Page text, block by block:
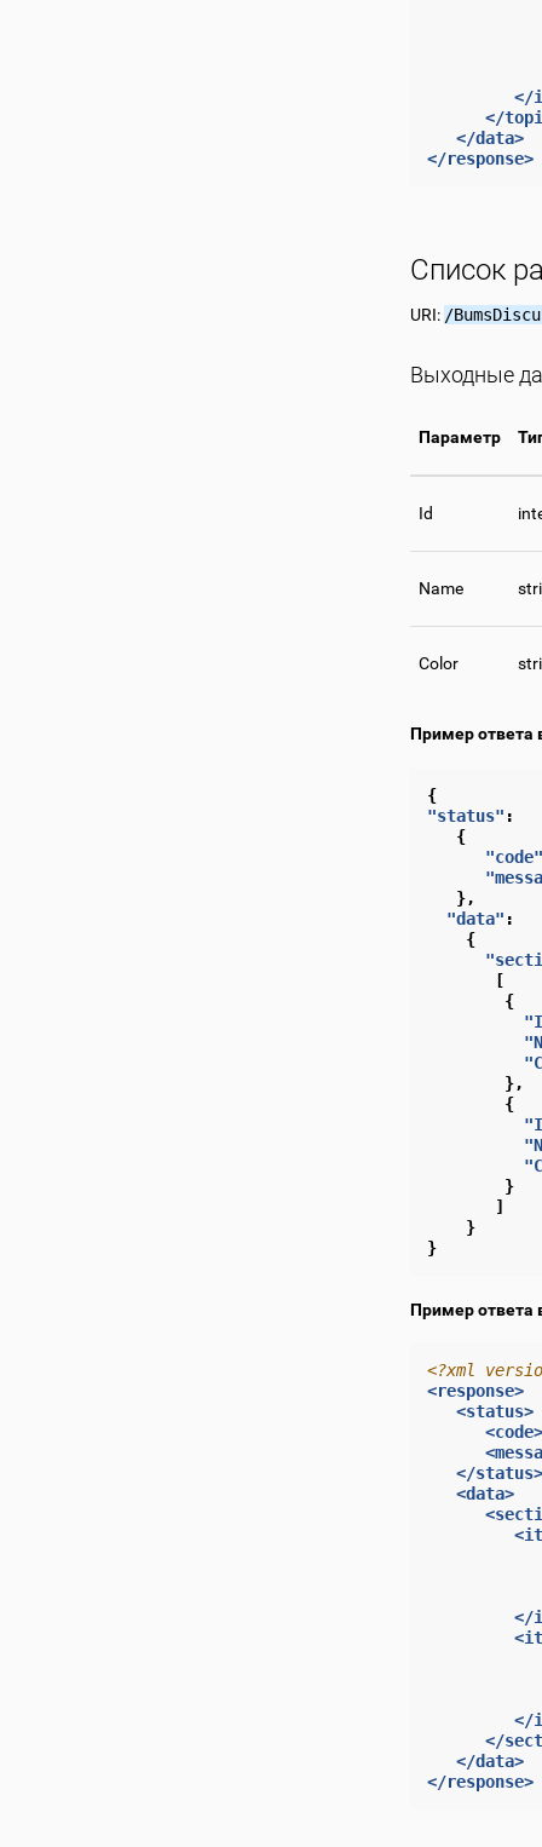
</
</
</data>
</response>
Список
URI: /
Выходные
Параметр
Id
Name
Color
Пример ответа
{
"status" :
{
"code"
},
"data" :
{
[
{
},
{
}
]
}
}
Пример ответа
<?xml
<response>
<status>
<code>
</status>
<data>
</
</
</
</data>
</response>